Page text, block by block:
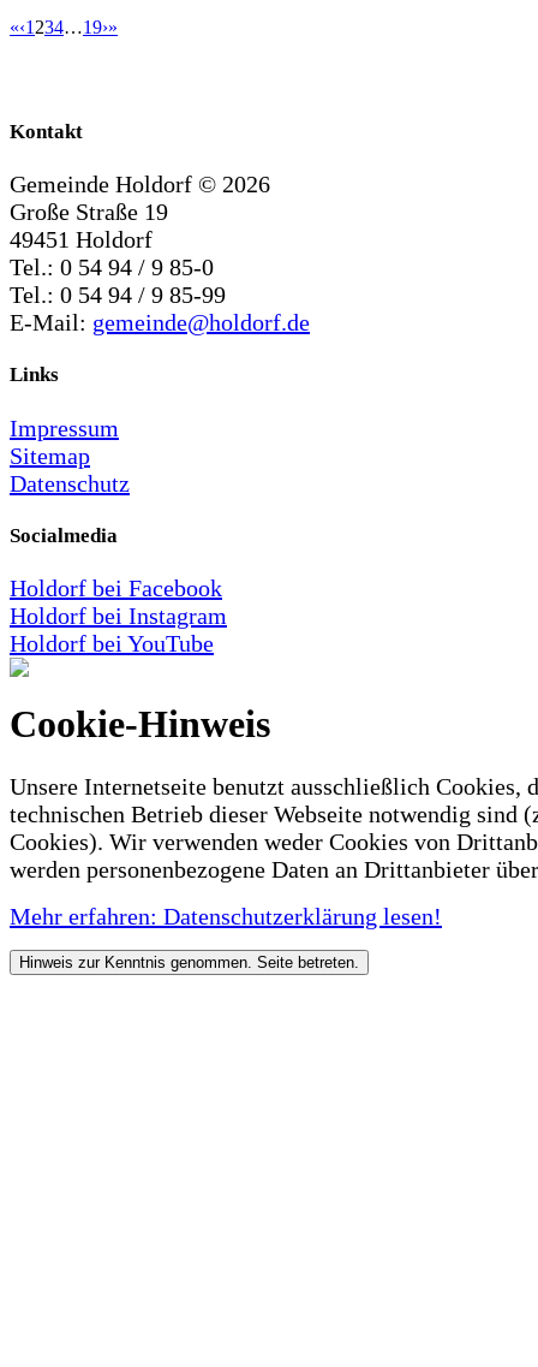
«‹1 234…19›»
Kontakt
Gemeinde Holdorf © 2026
Große Straße 19
49451 Holdorf
Tel.: 0 54 94 / 9 85-0
Tel.: 0 54 94 / 9 85-99
E-Mail: gemeinde@holdorf.de
Links
Impressum
Sitemap
Datenschutz
Socialmedia
Holdorf bei Facebook
Holdorf bei Instagram
Holdorf bei YouTube
Cookie-Hinweis
Unsere Internetseite benutzt ausschließlich Cookies,
technischen Betrieb dieser Webseite notwendig sind
Cookies). Wir verwenden weder Cookies von
werden personenbezogene Daten an Drittanbieter
Mehr erfahren: Datenschutzerklärung lesen!
Hinweis zur Kenntnis genommen. Seite betreten.